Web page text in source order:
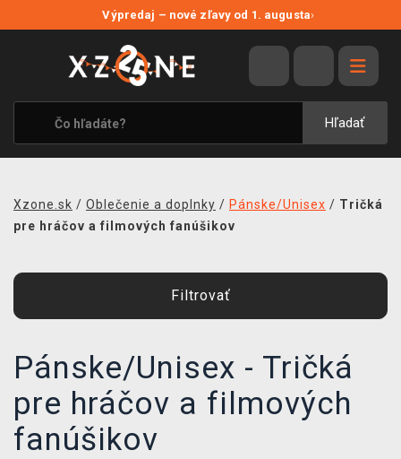
Výpredaj – nové zľavy od 1. augusta›
Hľadať
VÝPREDAJ
VIDEOHRY
XZONE ORIGINALS
TEMATIKY
MERCHANDISE
DOPRAVA
XZONE KLUB
Xzone.sk / Oblečenie a doplnky / Pánske/Unisex / Tričká
pre hráčov a filmových fanúšikov
Filtrovať
Pánske/Unisex - Tričká
pre hráčov a filmových
fanúšikov